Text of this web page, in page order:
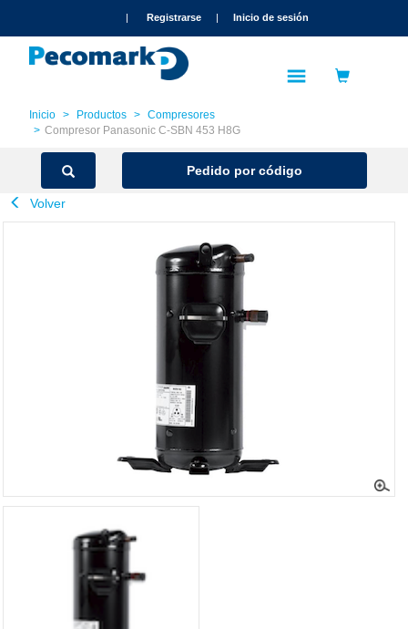
| Registrarse | Inicio de sesión
Inicio Productos
Compresores
Compresor Panasonic C-SBN 453 H8G
Pedido por código
Volver